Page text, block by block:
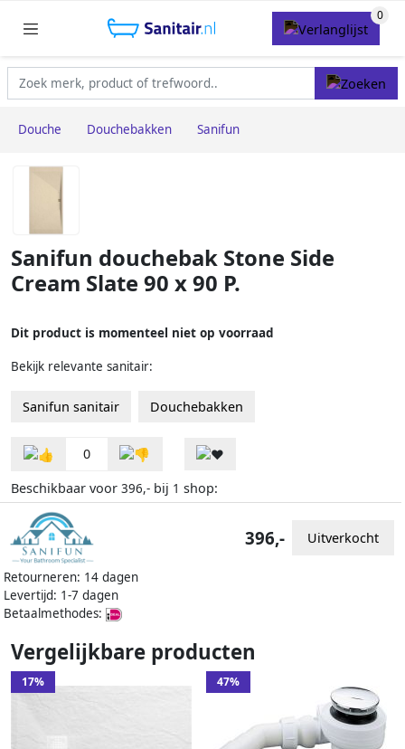
Douche Douchebakken Sanifun
Sanifun douchebak Stone Side
Cream Slate 90 x 90 P.
Dit product is momenteel niet op voorraad
Bekijk relevante sanitair:
Sanifun sanitair Douchebakken
0
Beschikbaar voor 396,- bij 1 shop:
Retourneren: 14 dagen
Levertijd: 1-7 dagen
Betaalmethodes:
396,- Uitverkocht
Vergelijkbare producten
17% 47%